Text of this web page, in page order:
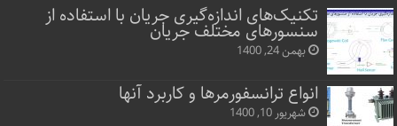
تکنیک‌های اندازه‌گیری جریان با استفاده از
سنسورهای مختلف جریان
بهمن 24, 1400
انواع ترانسفورمرها و کاربرد آنها
شهریور 10, 1400